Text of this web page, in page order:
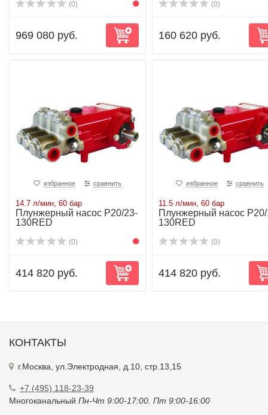
(0)
969 080 руб.
(0)
160 620 руб.
избранное сравнить
14.7 л/мин, 60 бар
Плунжерный насос P20/23-
130RED
(0)
414 820 руб.
избранное сравнить
11.5 л/мин, 60 бар
Плунжерный насос
130RED
(0)
414 820 руб.
КОНТАКТЫ
г.Москва, ул.Электродная, д.10, стр.13,15
+7 (495) 118-23-39
Многоканальный Пн-Чт 9:00-17:00. Пт 9:00-16:00